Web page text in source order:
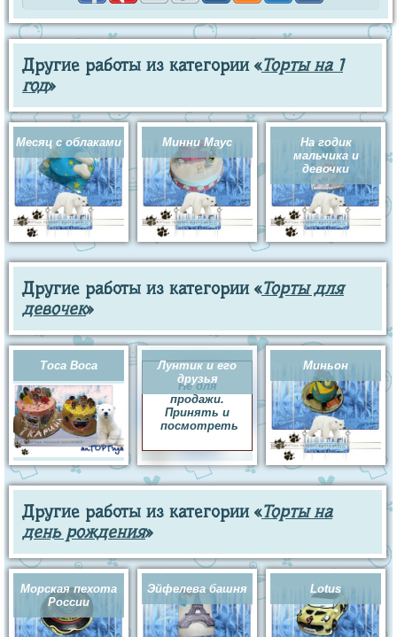
Другие работы из категории «Торты на 1
год»
Месяц с облаками Минни Маус
На годик
мальчика и
девочки
Другие работы из категории «Торты для
девочек»
Toca Boca
Лунтик и его
друзья
Не для
продажи.
Принять и
посмотреть
Миньон
Другие работы из категории «Торты на
день рождения»
Морская пехота
России
Эйфелева башня Lotus